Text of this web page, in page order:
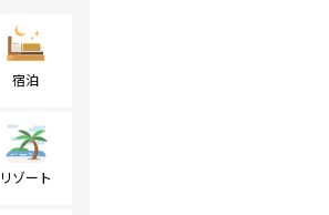
宿泊
リゾート